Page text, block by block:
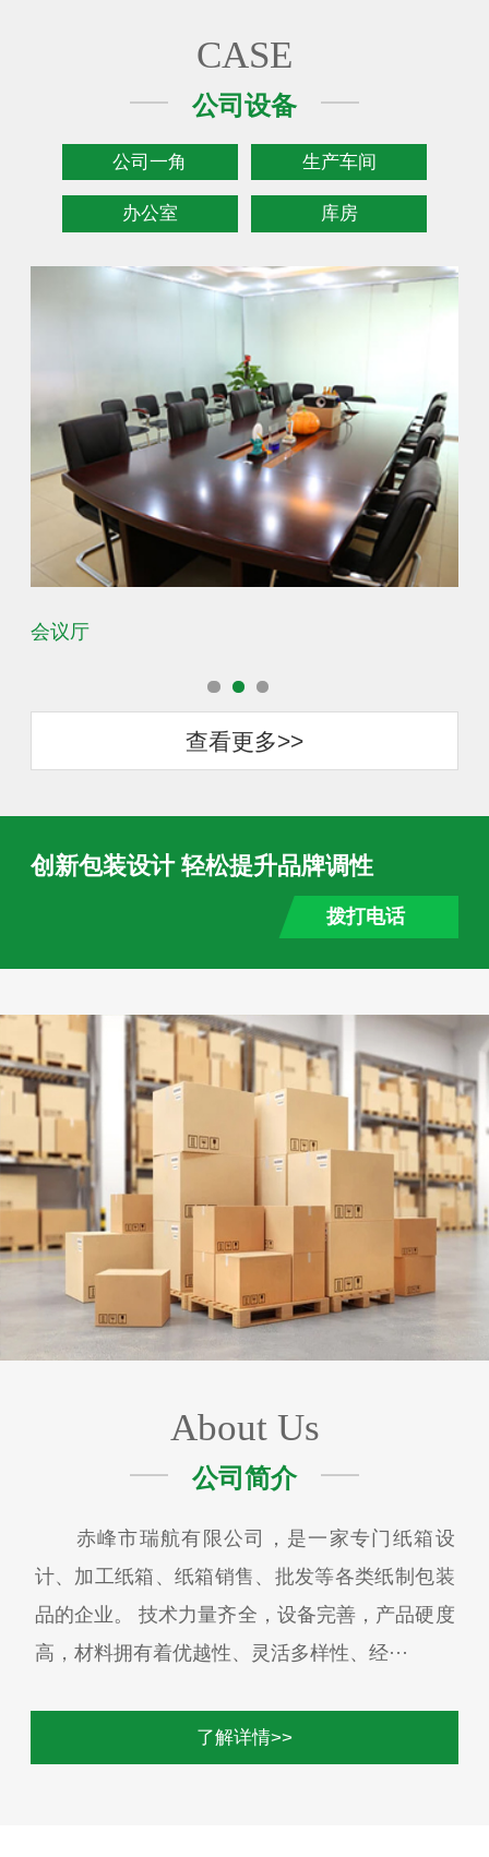
CASE
公司设备
公司一角 生产车间
办公室 库房
会议厅
查看更多>>
创新包装设计 轻松提升品牌调性
拨打电话
About Us
公司简介
赤峰市瑞航有限公司，是一家专门纸箱设
计、加工纸箱、纸箱销售、批发等各类纸制包装
品的企业。 技术力量齐全，设备完善，产品硬度
高，材料拥有着优越性、灵活多样性、经···
了解详情>>